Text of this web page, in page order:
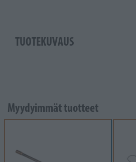
TUOTEKUVAUS
Myydyimmät tuotteet